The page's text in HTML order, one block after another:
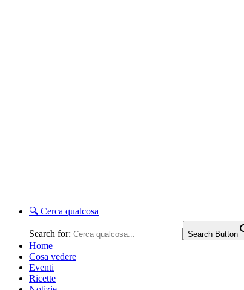
🔍 Cerca qualcosa
Search for: Search Button
Home
Cosa vedere
Eventi
Ricette